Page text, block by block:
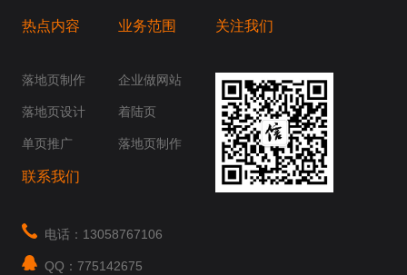
热点内容
落地页制作
落地页设计
单页推广
业务范围
企业做网站
着陆页
落地页制作
关注我们
联系我们
电话：13058767106
QQ：775142675